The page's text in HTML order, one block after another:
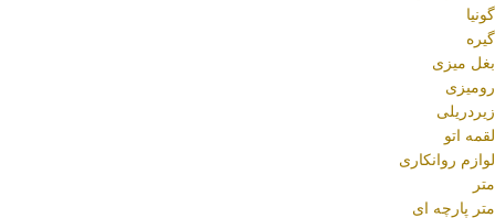
گونیا
گیره
بغل میزی
رومیزی
زیردریلی
لقمه اتو
لوازم روانکاری
متر
متر پارچه ای